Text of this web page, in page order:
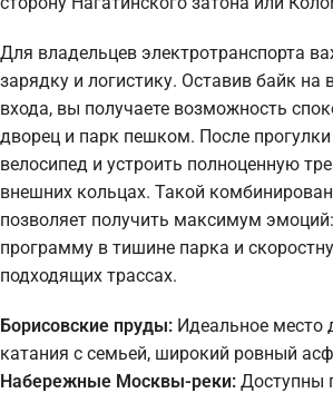
Для владельцев электротранспорта
зарядку и логистику. Оставив байк на
входа, вы получаете возможность
дворец и парк пешком. После
велосипед и устроить полноценную
внешних кольцах. Такой
позволяет получить максимум
программу в тишине парка и
подходящих трассах.
Борисовские пруды: Идеальное место
катания с семьей, широкий ровный
Набережные Москвы-реки: Доступны